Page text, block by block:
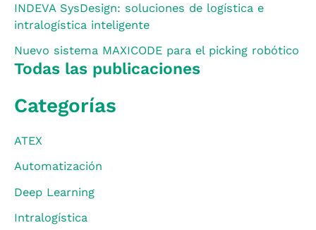
INDEVA SysDesign: soluciones de logística e
intralogística inteligente
Nuevo sistema MAXICODE para el picking robótico
Todas las publicaciones
Categorías
ATEX
Automatización
Deep Learning
Intralogística